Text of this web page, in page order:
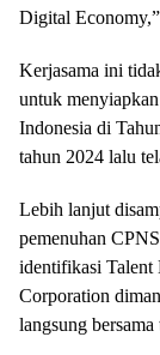
Digital
Kerjasama ini
untuk
Indonesia di
tahun 2024 lalu
Lebih lanjut
pemenuhan
identifikasi Talent
Corporation
langsung bersama